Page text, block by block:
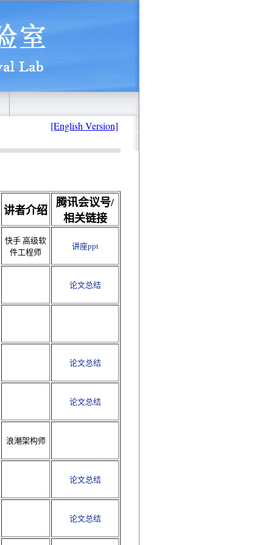
[English Version]
讲者介绍
腾讯会议号/
相关链接
快手 高级软
件工程师
讲座ppt
论文总结
论文总结
论文总结
浪潮架构师
论文总结
论文总结